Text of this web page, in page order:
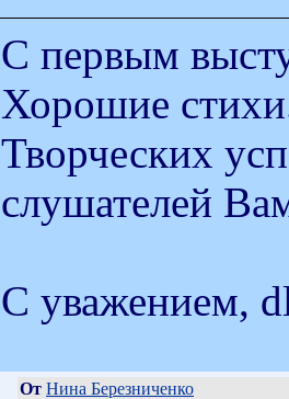
С первым
Хорошие
Творческих
слушателей
С уважением,
От Нина Березниченко